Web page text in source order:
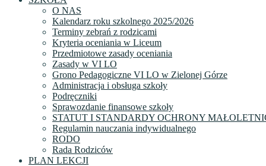
O NAS
Kalendarz roku szkolnego 2025/2026
Terminy zebrań z rodzicami
Kryteria oceniania w Liceum
Przedmiotowe zasady oceniania
Zasady w VI LO
Grono Pedagogiczne VI LO w Zielonej Górze
Administracja i obsługa szkoły
Podręczniki
Sprawozdanie finansowe szkoły
STATUT I STANDARDY OCHRONY
Regulamin nauczania indywidualnego
RODO
Rada Rodziców
PLAN LEKCJI